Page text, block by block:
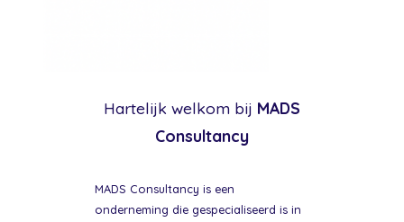
Hartelijk welkom bij MADS
Consultancy
MADS Consultancy is een
onderneming die gespecialiseerd is in